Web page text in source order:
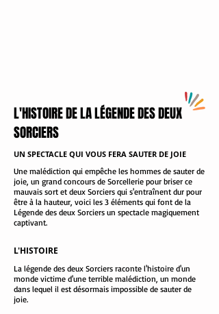
L'HISTOIRE DE LA LÉGENDE DES DEUX
SORCIERS
UN SPECTACLE QUI VOUS FERA SAUTER DE JOIE
Une malédiction qui empêche les hommes de sauter de
joie, un grand concours de Sorcellerie pour briser ce
mauvais sort et deux Sorciers qui s'entraînent dur pour
être à la hauteur, voici les 3 éléments qui font de la
Légende des deux Sorciers un spectacle magiquement
captivant.
L'HISTOIRE
La légende des deux Sorciers raconte l'histoire d'un
monde victime d'une terrible malédiction, un monde
dans lequel il est désormais impossible de sauter de
joie.